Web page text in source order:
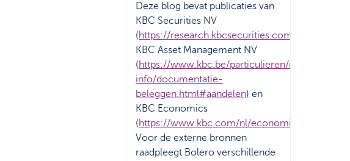
Deze blog bevat publicaties van
KBC Securities NV
(https://research.kbcsecurities.com/portal/
KBC Asset Management NV
(https://www.kbc.be/particulieren/nl/juridische-
info/documentatie-
beleggen.html#aandelen) en
KBC Economics
(https://www.kbc.com/nl/economics.html
Voor de externe bronnen
raadpleegt Bolero verschillende